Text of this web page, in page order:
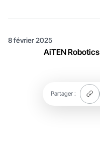
8 février 2025
AiTEN Robotics
Partager :